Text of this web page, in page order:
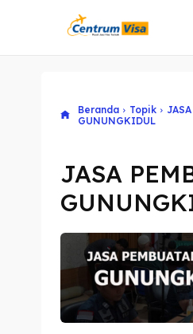
Beranda Topik
GUNUNGKIDUL
JASA